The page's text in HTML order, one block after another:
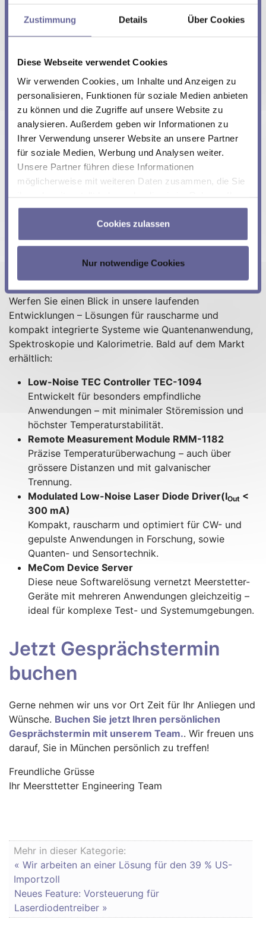
Zustimmung Details Über Cookies
Diese Webseite verwendet Cookies
Wir verwenden Cookies, um Inhalte und Anzeigen zu
personalisieren, Funktionen für soziale Medien anbieten
zu können und die Zugriffe auf unsere Website zu
analysieren. Außerdem geben wir Informationen zu
Ihrer Verwendung unserer Website an unsere Partner
für soziale Medien, Werbung und Analysen weiter.
Unsere Partner führen diese Informationen
möglicherweise mit weiteren Daten zusammen, die Sie
Nutzung der Dienste gesammelt haben.
Cookies zulassen
Nur notwendige Cookies
Schätzerund Peltier-Alterungsmessungzur
Verfügung, die wir Ihnen ebenfalls gerne
Laserdiodentreiber – Vielseitig, präzise und mit
neuen Features
Entdecken Sie unsere hochpräzisen
Laserdiodentreiber für anspruchsvolle
Anwendungen. Mit neuen Funktionen wie
Feedforward Controlfür eine schnellere Reaktion
oder Modulation undLaser Power Control (LPC)
als softwarebasiertes Feature, ermöglichen unsere
Treiber eine bessere Kontrolle der Laserleistung.
Einblick in aktuelle
Entwicklungen von
Meerstetter
Werfen Sie einen Blick in unsere laufenden
Entwicklungen – Lösungen für rauscharme und
kompakt integrierte Systeme wie Quantenanwendung,
Spektroskopie und Kalorimetrie. Bald auf dem Markt
erhältlich:
Low-Noise TEC Controller TEC-1094
Entwickelt für besonders empfindliche
Anwendungen – mit minimaler Störemission und
höchster Temperaturstabilität.
Remote Measurement Module RMM-1182
Präzise Temperaturüberwachung – auch über
grössere Distanzen und mit galvanischer
Trennung.
Modulated Low-Noise Laser Diode Driver(IOut <
300 mA)
Kompakt, rauscharm und optimiert für CW- und
gepulste Anwendungen in Forschung, sowie
Quanten- und Sensortechnik.
MeCom Device Server
Diese neue Softwarelösung vernetzt Meerstetter-
Geräte mit mehreren Anwendungen gleichzeitig –
ideal für komplexe Test- und Systemumgebungen.
Jetzt Gesprächstermin
buchen
Gerne nehmen wir uns vor Ort Zeit für Ihr Anliegen und
Wünsche. Buchen Sie jetzt Ihren persönlichen
Gesprächstermin mit unserem Team.. Wir freuen uns
darauf, Sie in München persönlich zu treffen!
Freundliche Grüsse
Ihr Meersttetter Engineering Team
Mehr in dieser Kategorie:
« Wir arbeiten an einer Lösung für den 39 % US-
Importzoll
Neues Feature: Vorsteuerung für
Laserdiodentreiber »